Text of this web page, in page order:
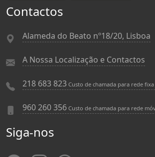
Contactos
Alameda do Beato nº18/20, Lisboa
A Nossa Localização e Contactos
218 683 823 Custo de chamada para rede
960 260 356 Custo de chamada para rede
Siga-nos